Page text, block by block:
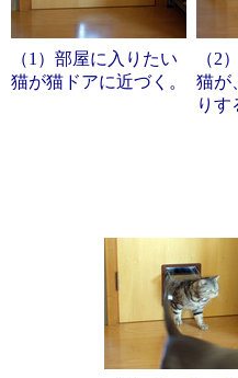
（1）部屋に入りたい
猫が猫ドアに近づく。
（2
猫が
りす